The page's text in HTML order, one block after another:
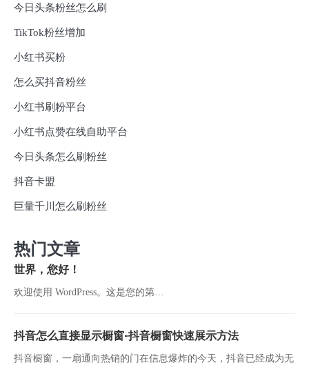
今日头条粉丝怎么刷
TikTok粉丝增加
小红书买粉
怎么买抖音粉丝
小红书刷粉平台
小红书点赞在线自助平台
今日头条怎么刷粉丝
抖音卡盟
巨量千川怎么刷粉丝
热门文章
世界，您好！
欢迎使用 WordPress。这是您的第…
抖音怎么直接显示橱窗-抖音橱窗快速展示方法
抖音橱窗，一扇通向热销的门在信息爆炸的今天，抖音已经成为无